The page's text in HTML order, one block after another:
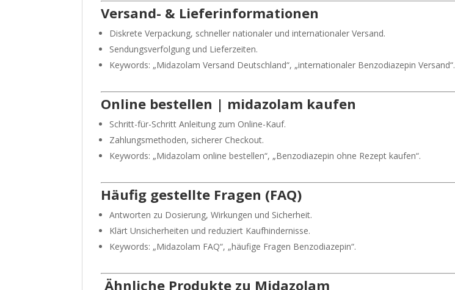
Versand- & Lieferinformationen
Diskrete Verpackung, schneller nationaler und internationaler Versand.
Sendungsverfolgung und Lieferzeiten.
Keywords: „Midazolam Versand Deutschland“, „internationaler Benzodiazepin Versand“.
Online bestellen | midazolam kaufen
Schritt-für-Schritt Anleitung zum Online-Kauf.
Zahlungsmethoden, sicherer Checkout.
Keywords: „Midazolam online bestellen“, „Benzodiazepin ohne Rezept kaufen“.
Häufig gestellte Fragen (FAQ)
Antworten zu Dosierung, Wirkungen und Sicherheit.
Klärt Unsicherheiten und reduziert Kaufhindernisse.
Keywords: „Midazolam FAQ“, „häufige Fragen Benzodiazepin“.
Ähnliche Produkte zu Midazolam